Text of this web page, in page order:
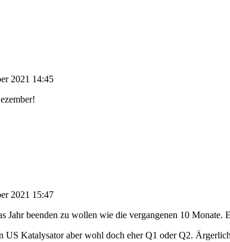
2021 14:45
2021 15:47
Jahr beenden zu wollen wie die vergangenen 10
US Katalysator aber wohl doch eher Q1 oder Q2.